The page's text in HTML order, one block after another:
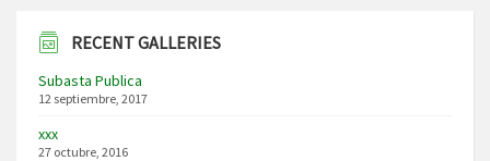
RECENT GALLERIES
Subasta Publica
12 septiembre, 2017
xxx
27 octubre, 2016